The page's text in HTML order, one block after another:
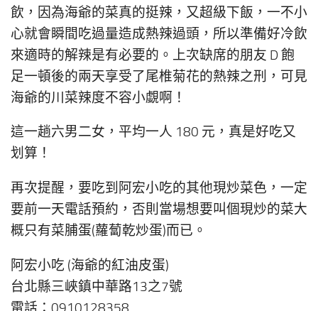
飲，因為海爺的菜真的挺辣，又超級下飯，一不小
心就會瞬間吃過量造成熱辣過頭，所以準備好冷飲
來適時的解辣是有必要的。上次缺席的朋友 D 飽
足一頓後的兩天享受了尾椎菊花的熱辣之刑，可見
海爺的川菜辣度不容小覷啊！
這一趟六男二女，平均一人 180 元，真是好吃又
划算！
再次提醒，要吃到阿宏小吃的其他現炒菜色，一定
要前一天電話預約，否則當場想要叫個現炒的菜大
概只有菜脯蛋(蘿蔔乾炒蛋)而已。
阿宏小吃 (海爺的紅油皮蛋)
台北縣三峽鎮中華路13之7號